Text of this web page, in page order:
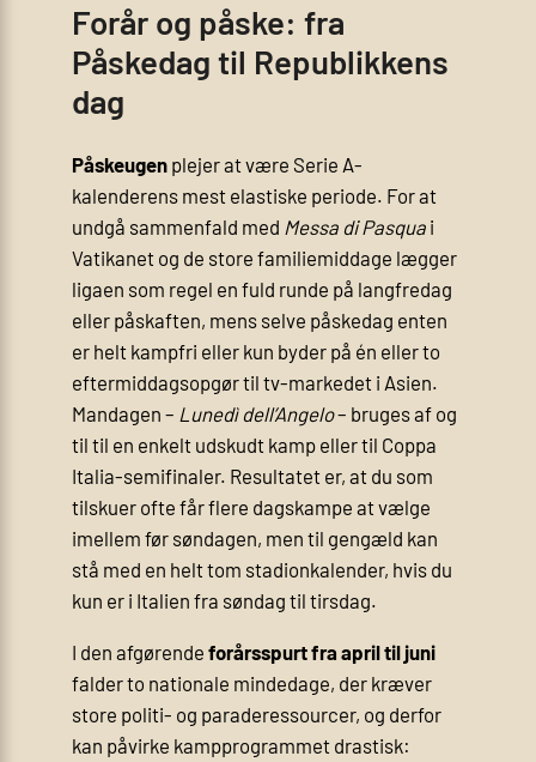
Forår og påske: fra
Påskedag til Republikkens
dag
Påskeugenplejer at være Serie A-
kalenderens mest elastiske periode. For at
undgå sammenfald med Messa di Pasquai
Vatikanet og de store familie­middage lægger
ligaen som regel en fuld runde på langfredag
eller påskaften, mens selve påskedag enten
er helt kampfri eller kun byder på én eller to
eftermiddags­opgør til tv-markedet i Asien.
Mandagen – Lunedì dell’Angelo– bruges af og
til til en enkelt udskudt kamp eller til Coppa
Italia-semifinaler. Resultatet er, at du som
tilskuer ofte får flere dagskampe at vælge
imellem før søndagen, men til gengæld kan
stå med en helt tom stadion­kalender, hvis du
kun er i Italien fra søndag til tirsdag.
I den afgørende forårs­spurt fra april til juni
falder to nationale mindedage, der kræver
store politi­- og parade­ressourcer, og derfor
kan påvirke kampprogrammet drastisk: